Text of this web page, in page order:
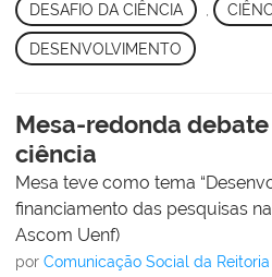
DESAFIO DA CIÊNCIA
DESENVOLVIMENTO
Mesa-redonda
ciência
Mesa teve como tema
financiamento das pesquisas
Ascom Uenf)
por Comunicação Social da Reitoria